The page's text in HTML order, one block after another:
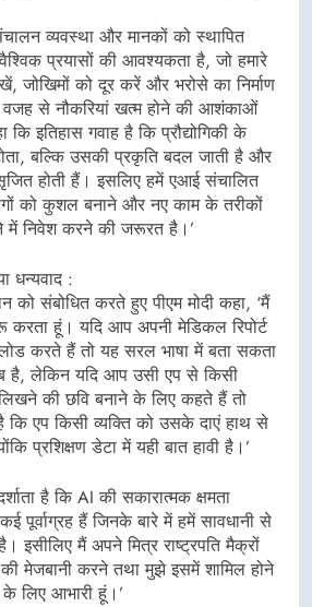
व्यवस्था और मानकों को स्थापित
प्रयासों की आवश्यकता है, जो हमारे
जोखिमों को दूर करें और भरोसे का निर्माण
से नौकरियां खत्म होने की आशंकाओं
इतिहास गवाह है कि प्रौद्योगिकी के
बल्कि उसकी प्रकृति बदल जाती है और
होती हैं। इसलिए हमें एआई संचालित
को कुशल बनाने और नए काम के तरीकों
में निवेश करने की जरूरत है।’
धन्यवाद :
संबोधित करते हुए पीएम मोदी कहा, ‘मैं
हूं। यदि आप अपनी मेडिकल रिपोर्ट
करते हैं तो यह सरल भाषा में बता सकता
है, लेकिन यदि आप उसी एप से किसी
की छवि बनाने के लिए कहते हैं तो
एप किसी व्यक्ति को उसके दाएं हाथ से
प्रशिक्षण डेटा में यही बात हावी है।’
है कि AI की सकारात्मक क्षमता
पूर्वाग्रह हैं जिनके बारे में हमें सावधानी से
इसीलिए मैं अपने मित्र राष्ट्रपति मैक्रों
मेजबानी करने तथा मुझे इसमें शामिल होने
लिए आभारी हूं।’